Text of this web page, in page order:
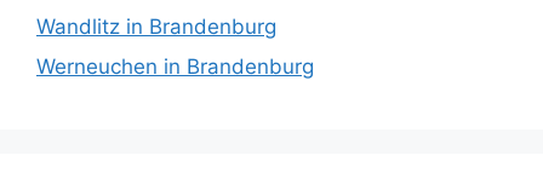
Wandlitz in Brandenburg
Werneuchen in Brandenburg